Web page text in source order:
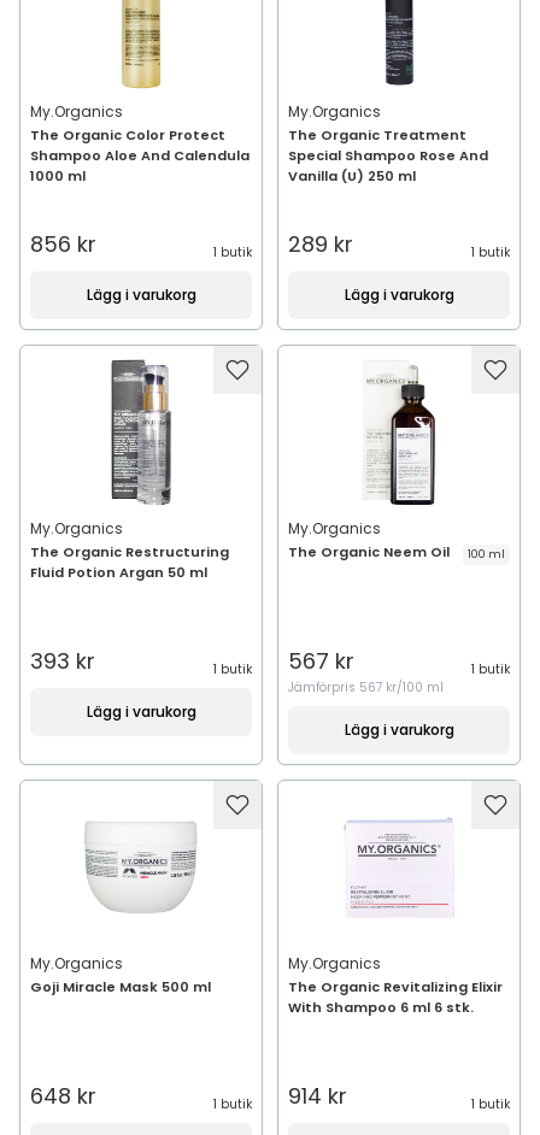
My.Organics
The Organic Color Protect
Shampoo Aloe And Calendula
1000 ml
856 kr 1 butik
Lägg i varukorg
My.Organics
The Organic Treatment
Special Shampoo Rose And
Vanilla (U) 250 ml
289 kr 1 butik
Lägg i varukorg
My.Organics
The Organic Restructuring
Fluid Potion Argan 50 ml
393 kr 1 butik
Lägg i varukorg
My.Organics
The Organic Neem Oil 100 ml
567 kr
1 butik
Jämförpris 567 kr/100 ml
Lägg i varukorg
My.Organics
Goji Miracle Mask 500 ml
648 kr 1 butik
My.Organics
The Organic Revitalizing Elixir
With Shampoo 6 ml 6 stk.
914 kr 1 butik